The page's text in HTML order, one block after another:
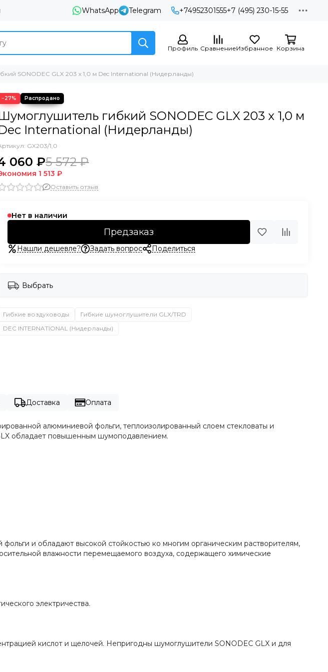
WhatsApp Telegram +74952301555+7 (495) 230-15-55
Профиль СравнениеИзбранное Корзина
SONODEC GLX 203 x 1,0 м Dec International (Нидерланды)
−27%
гибкий SONODEC GLX 203 x 1,0 м
International (Нидерланды)
GX203/1,0
060 ₽5 572 ₽
1 513 ₽
Оставить отзыв
Нет в наличии
Предзаказ
Нашли дешевле? Задать вопрос Поделиться
Выбрать
Гибкие воздуховоды
Гибкие шумоглушители GLX/TRD
DEC INTERNATIONAL (Нидерланды)
Доставка Оплата
алюминиевой фольги, теплоизолированный слоем стекловаты и
обладает повышенным шумоподавлением.
и обладают высокой стойкостью ко многим органическим растворителям,
влажности перемещаемого воздуха, содержащего химические
электричества.
кислот и щелочей. Непригодны шумоглушители SONODEC GLX и для